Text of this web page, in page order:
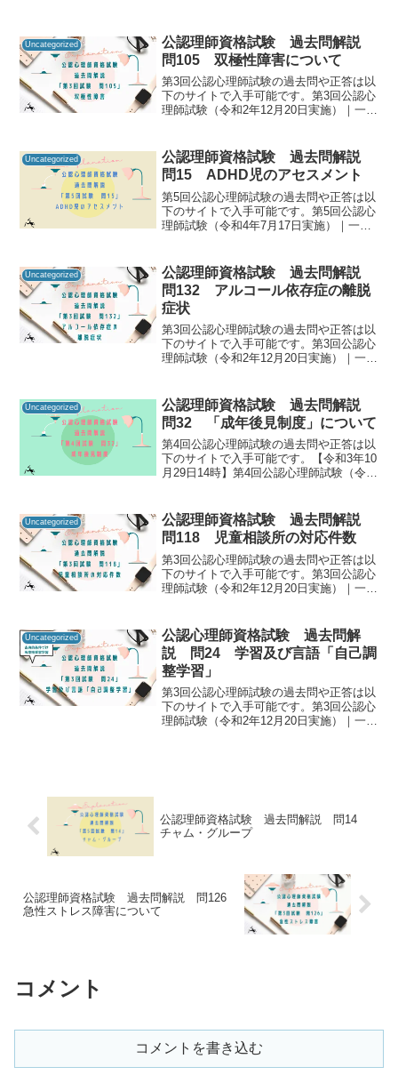
Uncategorized
公認理師資格試験 過去問解説
問105 双極性障害について
第3回公認心理師試験の過去問や正答は以
下のサイトで入手可能です。第3回公認心
理師試験（令和2年12月20日実施）｜一般
ることで「自分に必要な知識は何か」を
知るための手が...
Uncategorized
公認理師資格試験 過去問解説
問15 ADHD児のアセスメント
第5回公認心理師試験の過去問や正答は以
下のサイトで入手可能です。第5回公認心
理師試験（令和4年7月17日実施）｜一般
ることで「自分に必要な知識は何か」を
知るための手がか...
Uncategorized
公認理師資格試験 過去問解説
問132 アルコール依存症の離脱
症状
第3回公認心理師試験の過去問や正答は以
下のサイトで入手可能です。第3回公認心
理師試験（令和2年12月20日実施）｜一般
ることで「自分に必要な知識は何か」を
知るための手が...
Uncategorized
公認理師資格試験 過去問解説
問32 「成年後見制度」について
第4回公認心理師試験の過去問や正答は以
下のサイトで入手可能です。【令和3年10
月29日14時】第4回公認心理師試験（令和
ンター 公認心理試験公認心理師資格試験
の過去...
Uncategorized
公認理師資格試験 過去問解説
問118 児童相談所の対応件数
第3回公認心理師試験の過去問や正答は以
下のサイトで入手可能です。第3回公認心
理師試験（令和2年12月20日実施）｜一般
ることで「自分に必要な知識は何か」を
知るための手が...
Uncategorized
公認心理師資格試験 過去問解
説 問24 学習及び言語「自己調
整学習」
第3回公認心理師試験の過去問や正答は以
下のサイトで入手可能です。第3回公認心
理師試験（令和2年12月20日実施）｜一般
公認理師資格試験 過去問解説 問14
チャム・グループ
公認理師資格試験 過去問解説 問126
急性ストレス障害について
コメント
コメントを書き込む